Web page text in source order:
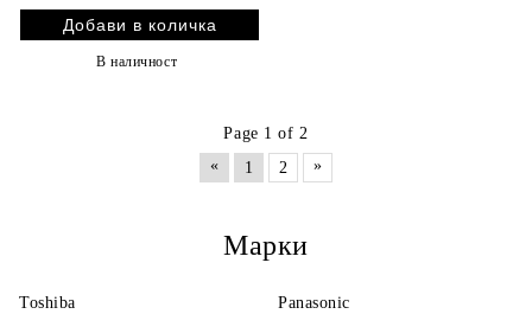
Надеждна Енергия |
BATERIIKI.COM
В наличност
Page 1 of 2
«
1 2 »
Марки
Toshiba Panasonic